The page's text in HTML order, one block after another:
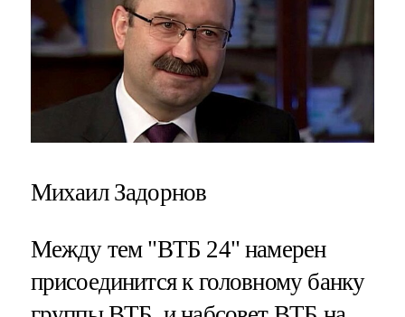
Михаил Задорнов
Между тем "ВТБ 24" намерен
присоединится к головному банку